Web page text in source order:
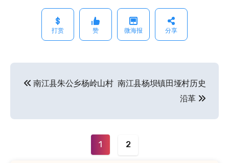
打赏 赞 微海报 分享
文
导
南江县朱公乡杨岭山村 南江县杨坝镇田垭村历史
沿革
1 2